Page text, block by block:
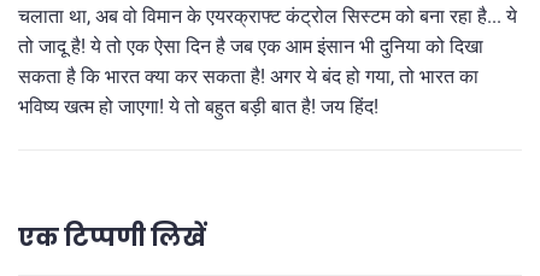
चलाता था, अब वो विमान के एयरक्राफ्ट कंट्रोल सिस्टम को बना रहा है... ये
तो जादू है! ये तो एक ऐसा दिन है जब एक आम इंसान भी दुनिया को दिखा
सकता है कि भारत क्या कर सकता है! अगर ये बंद हो गया, तो भारत का
भविष्य खत्म हो जाएगा! ये तो बहुत बड़ी बात है! जय हिंद!
एक टिप्पणी लिखें